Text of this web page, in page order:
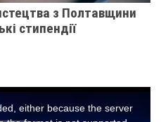
з Полтавщини
стипендії